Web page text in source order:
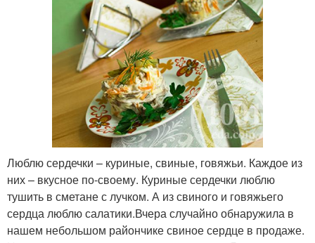
Люблю сердечки – куриные, свиные, говяжьи. Каждое из
них – вкусное по-своему. Куриные сердечки люблю
тушить в сметане с лучком. А из свиного и говяжьего
сердца люблю салатики.Вчера случайно обнаружила в
нашем небольшом райончике свиное сердце в продаже.